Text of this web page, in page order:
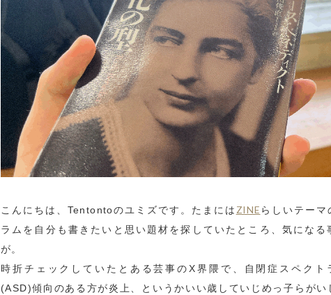
こんにちは、Tentontoのユミズです。たまには ZINE らしいテーマ
ラムを自分も書きたいと思い題材を探していたところ、気になる
が。
時折チェックしていたとある芸事のX界隈で、自閉症スペクト
(ASD)傾向のある方が炎上、というかいい歳していじめっ子らがい